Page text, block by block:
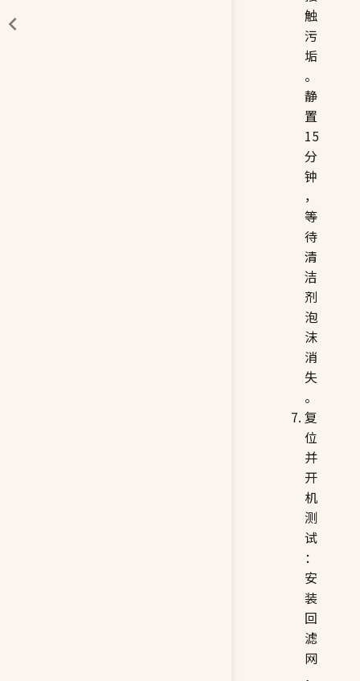
触
污
垢
。
静
置
15
分
钟
，
等
待
清
洁
剂
泡
沫
消
失
。
复
位
并
开
机
测
试
：
安
装
回
滤
网